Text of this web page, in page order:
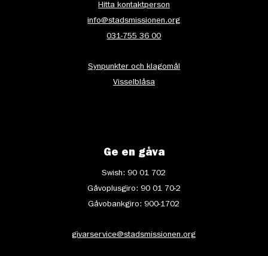
Hitta kontaktperson
info@stadsmissionen.org
031-755 36 00
Synpunkter och klagomål
Visselblåsa
Ge en gåva
Swish: 90 01 702
Gåvoplusgiro: 90 01 70-2
Gåvobankgiro: 900-1702
givarservice@stadsmissionen.org